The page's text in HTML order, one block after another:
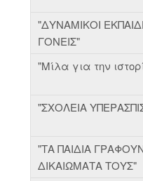
"ΔΥΝΑΜΙΚΟΙ
ΓΟΝΕΙΣ"
"Μίλα για την
"ΣΧΟΛΕΙΑ
"ΤΑ ΠΑΙΔΙΑ
ΔΙΚΑΙΩΜΑΤΑ ΤΟΥΣ"